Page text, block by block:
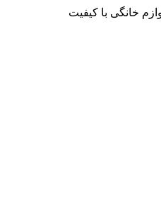
خانگی با کیفیت